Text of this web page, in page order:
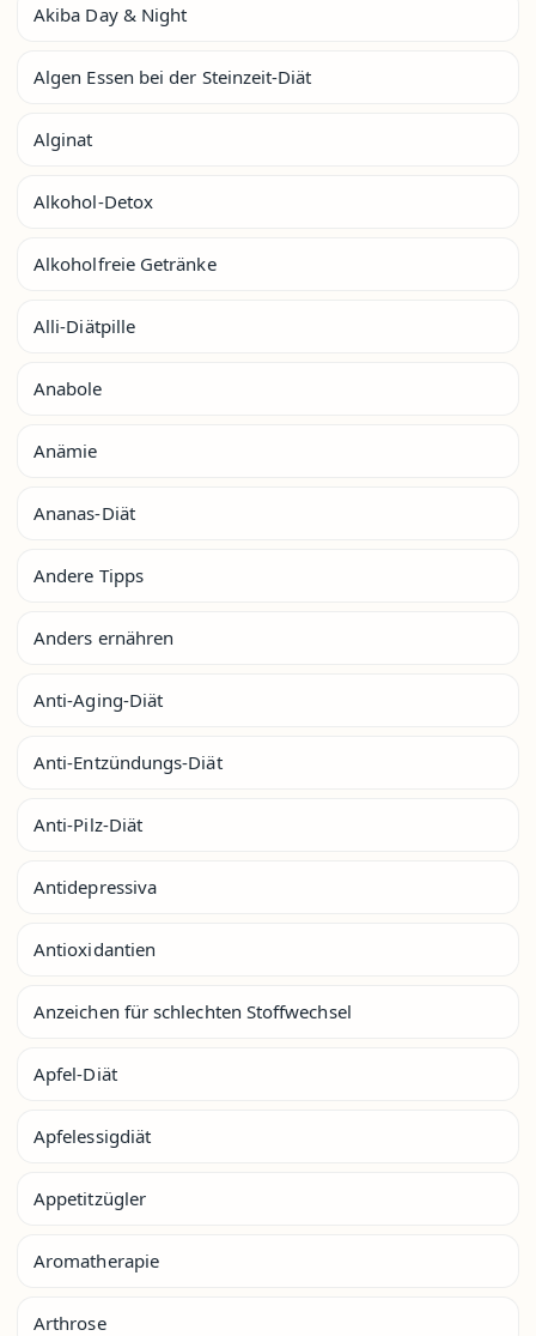
Akiba Day & Night
Algen Essen bei der Steinzeit-Diät
Alginat
Alkohol-Detox
Alkoholfreie Getränke
Alli-Diätpille
Anabole
Anämie
Ananas-Diät
Andere Tipps
Anders ernähren
Anti-Aging-Diät
Anti-Entzündungs-Diät
Anti-Pilz-Diät
Antidepressiva
Antioxidantien
Anzeichen für schlechten Stoffwechsel
Apfel-Diät
Apfelessigdiät
Appetitzügler
Aromatherapie
Arthrose